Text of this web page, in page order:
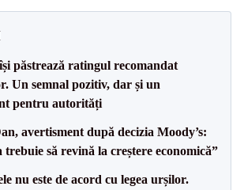
păstrează ratingul recomandat
Un semnal pozitiv, dar și un
pentru autorități
avertisment după decizia Moody’s:
trebuie să revină la creștere economică”
nu este de acord cu legea urșilor.